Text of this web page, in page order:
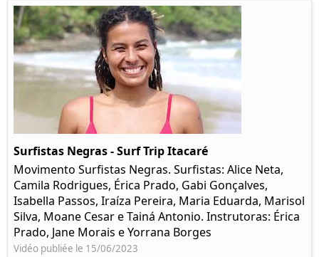
Surfistas Negras - Surf Trip Itacaré
Movimento Surfistas Negras. Surfistas: Alice Neta,
Camila Rodrigues, Érica Prado, Gabi Gonçalves,
Isabella Passos, Iraíza Pereira, Maria Eduarda, Marisol
Silva, Moane Cesar e Tainá Antonio. Instrutoras: Érica
Prado, Jane Morais e Yorrana Borges
Vidéo publiée le 15/06/2023